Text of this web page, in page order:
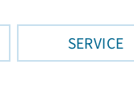
SERVICE